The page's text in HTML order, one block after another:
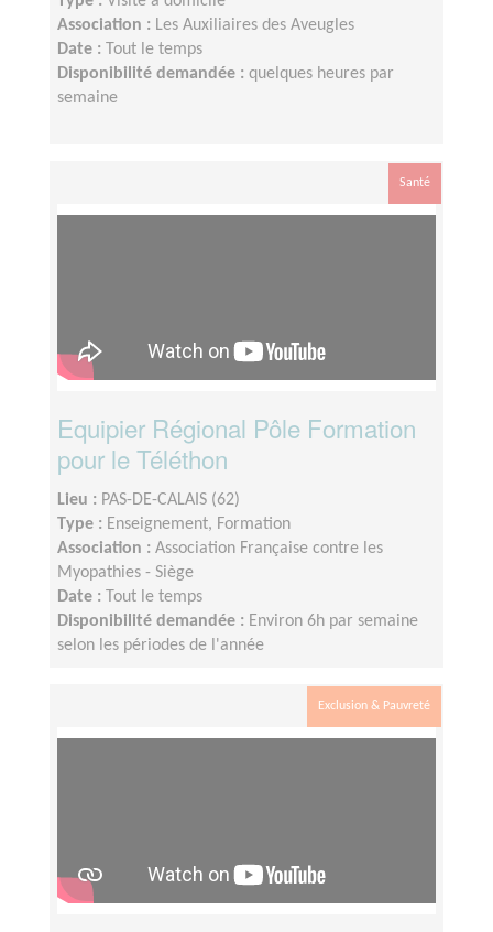
Association : Les Auxiliaires des Aveugles
Date :
Tout le temps
Disponibilité demandée : quelques heures par
semaine
Santé
Equipier Régional Pôle Formation
pour le Téléthon
Lieu : PAS-DE-CALAIS (62)
Type : Enseignement, Formation
Association : Association Française contre les
Myopathies - Siège
Date :
Tout le temps
Disponibilité demandée : Environ 6h par semaine
selon les périodes de l'année
Exclusion & Pauvreté